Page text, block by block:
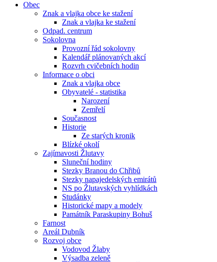
Obec
Znak a vlajka obce ke stažení
Znak a vlajka ke stažení
Odpad. centrum
Sokolovna
Provozní řád sokolovny
Kalendář plánovaných akcí
Rozvrh cvičebních hodin
Informace o obci
Znak a vlajka obce
Obyvatelé - statistika
Narození
Zemřelí
Současnost
Historie
Ze starých kronik
Blízké okolí
Zajímavosti Žlutavy
Sluneční hodiny
Stezky Branou do Chřibů
Stezky napajedelských emirátů
NS po Žlutavských vyhlídkách
Studánky
Historické mapy a modely
Památník Paraskupiny Bohuš
Farnost
Areál Dubník
Rozvoj obce
Vodovod Žlaby
Výsadba zeleně